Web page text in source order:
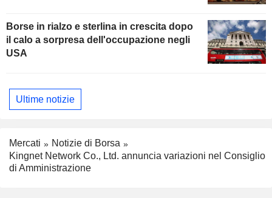
Borse in rialzo e sterlina in crescita dopo
il calo a sorpresa dell'occupazione negli
USA
Ultime notizie
Mercati
Notizie di Borsa
Kingnet Network Co., Ltd. annuncia variazioni nel Consiglio
di Amministrazione